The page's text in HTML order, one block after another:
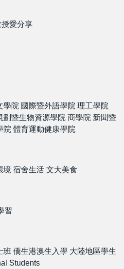
授愛分享
學院 國際暨外語學院 理工學院
劃暨生物資源學院 商學院 新聞暨
院 體育運動健康學院
境 宿舍生活 文大美食
習
班 僑生港澳生入學 大陸地區學生
Students